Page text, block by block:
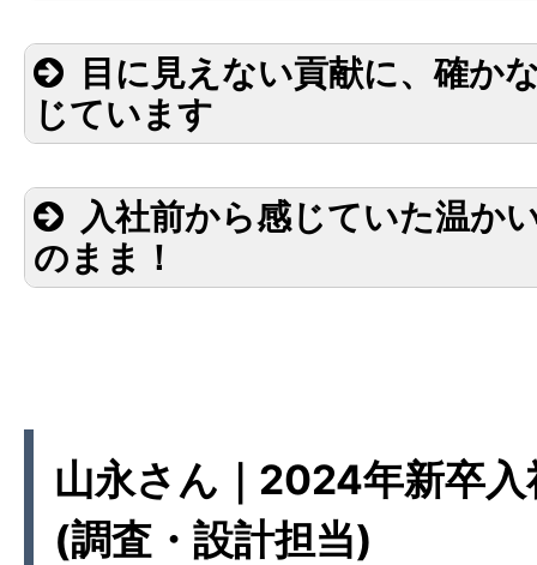
目に見えない貢献に、確か
じています
入社前から感じていた温か
のまま！
山永さん｜2024年新卒入
(調査・設計担当)